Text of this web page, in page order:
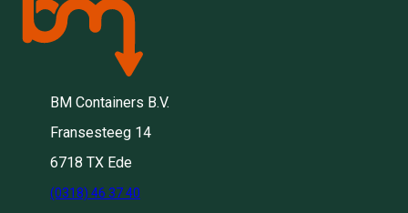
BM Containers B.V.
Fransesteeg 14
6718 TX Ede
(0318) 46 37 40